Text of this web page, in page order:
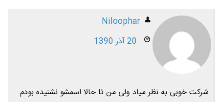
Niloophar
20 آذر 1390
شركت خوبی به نظر مياد ولی من تا حالا اسمشو نشنيده بودم